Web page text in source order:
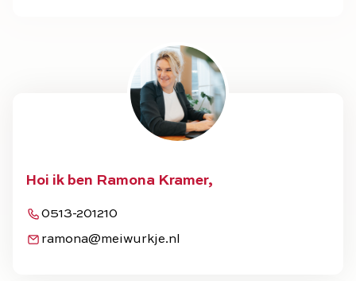
Hoi ik ben Ramona Kramer,
0513-201210
ramona@meiwurkje.nl